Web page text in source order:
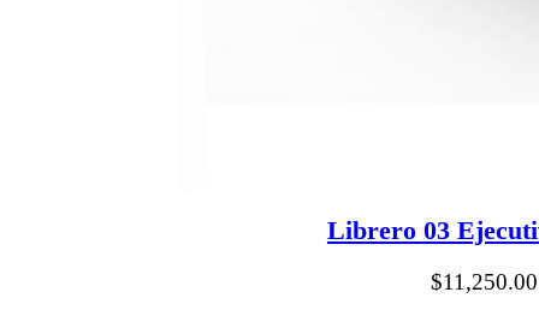
Librero 03
$11,250.00